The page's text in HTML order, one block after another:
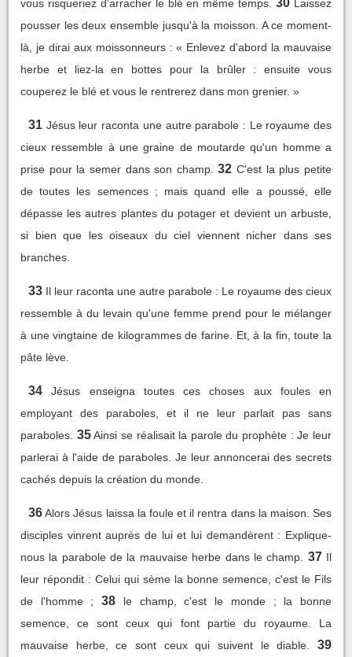
vous risqueriez d'arracher le blé en même temps. 30
Laissez
pousser les deux ensemble jusqu'à la moisson. A ce moment-
là, je dirai aux moissonneurs : « Enlevez d'abord la mauvaise
herbe et liez-la en bottes pour la brûler : ensuite vous
couperez le blé et vous le rentrerez dans mon grenier. »
31 Jésus leur raconta une autre parabole : Le royaume des
cieux ressemble à une graine de moutarde qu'un homme a
prise pour la semer dans son champ. 32 C'est la plus petite
de toutes les semences ; mais quand elle a poussé, elle
dépasse les autres plantes du potager et devient un arbuste,
si bien que les oiseaux du ciel viennent nicher dans ses
branches.
33 Il leur raconta une autre parabole : Le royaume des cieux
ressemble à du levain qu'une femme prend pour le mélanger
à une vingtaine de kilogrammes de farine. Et, à la fin, toute la
pâte lève.
34
Jésus enseigna toutes ces choses aux foules en
employant des paraboles, et il ne leur parlait pas sans
paraboles. 35 Ainsi se réalisait la parole du prophète : Je leur
parlerai à l'aide de paraboles. Je leur annoncerai des secrets
cachés depuis la création du monde.
36Alors Jésus laissa la foule et il rentra dans la maison. Ses
disciples vinrent auprès de lui et lui demandèrent : Explique-
nous la parabole de la mauvaise herbe dans le champ.
37 Il
leur répondit : Celui qui sème la bonne semence, c'est le Fils
de l'homme ;
38
le champ, c'est le monde ; la bonne
semence, ce sont ceux qui font partie du royaume. La
mauvaise herbe, ce sont ceux qui suivent le diable.
39